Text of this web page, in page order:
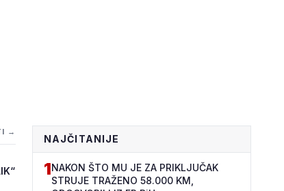
→
NAJČITANIJE
1NAKON ŠTO MU JE ZA PRIKLJUČAK
STRUJE TRAŽENO 58.000 KM,